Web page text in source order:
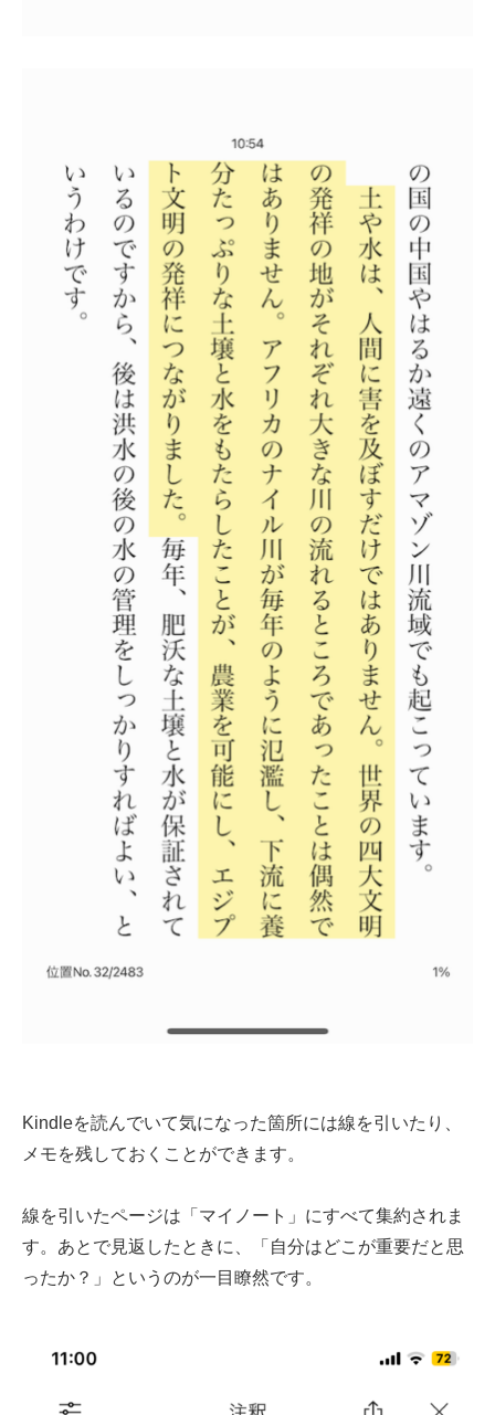
Kindleを読んでいて気になった箇所には線を引いたり、
メモを残しておくことができます。
線を引いたページは「マイノート」にすべて集約されま
す。あとで見返したときに、「自分はどこが重要だと思
ったか？」というのが一目瞭然です。